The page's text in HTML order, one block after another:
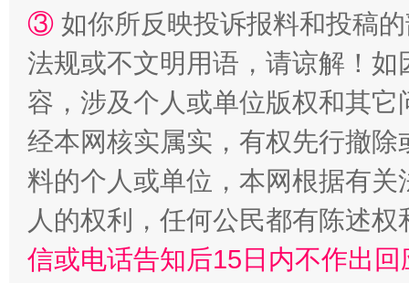
“蜀中异人”王建安的艺术幻境
③ 如你所反映投诉报料和投稿
法规或不文明用语，请谅解！
容，涉及个人或单位版权和其它
经本网核实属实，有权先行撤
料的个人或单位，本网根据有
人的权利，任何公民都有陈述
信或电话告知后15日内不作出